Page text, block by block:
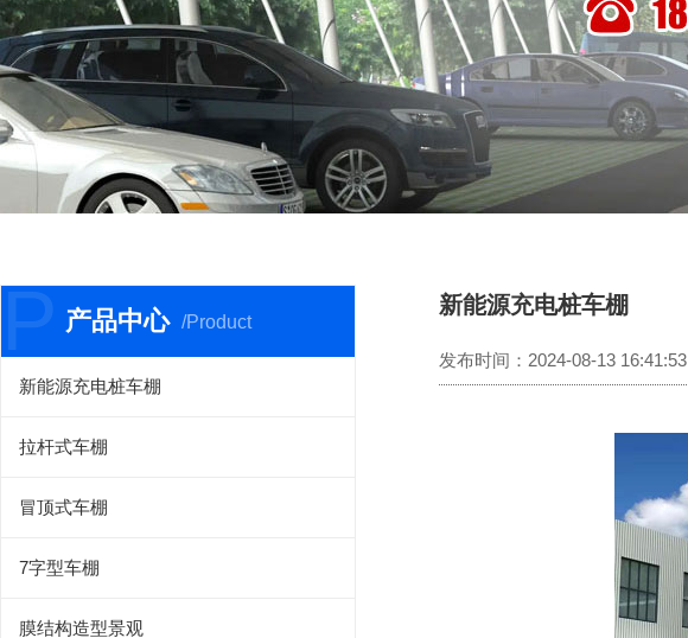
P 产品中心 /Product
新能源充电桩车棚
拉杆式车棚
冒顶式车棚
7字型车棚
膜结构造型景观
新能源充电桩车棚
发布时间：2024-08-13 16:41:53